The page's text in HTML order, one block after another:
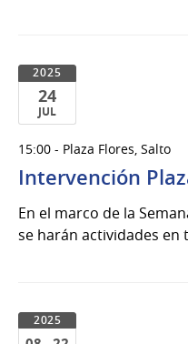
2025
24
JUL
de
Jul
2025
15:00 - Plaza Flores, Salto
Intervención
En el marco de la
se harán actividades en
2025